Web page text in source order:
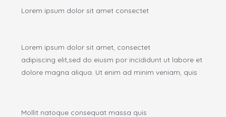
Lorem ipsum dolor sit amet consectet
Lorem ipsum dolor sit amet, consectet
adipiscing elit,sed do eiusm por incididunt ut labore et
dolore magna aliqua. Ut enim ad minim veniam, quis
Mollit natoque consequat massa quis